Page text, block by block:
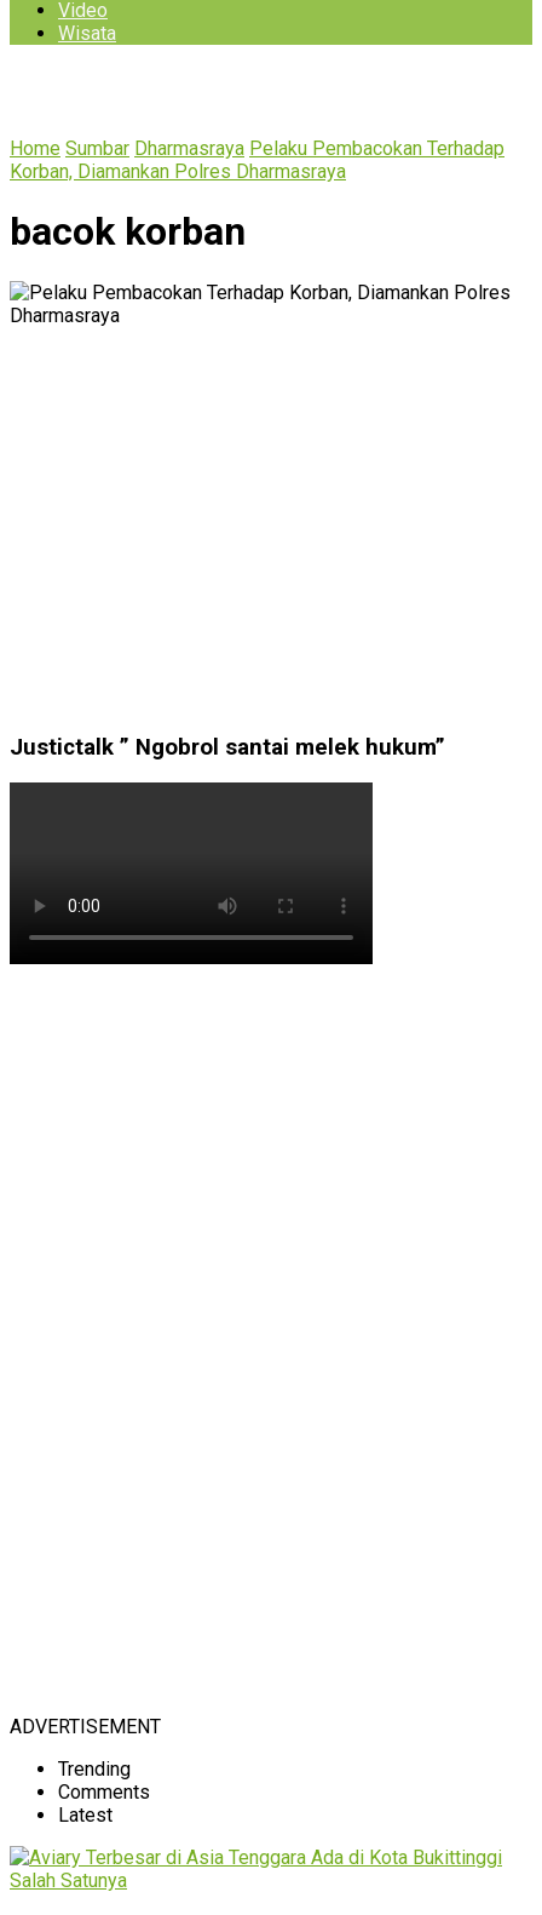
Video
Wisata
Home Sumbar Dharmasraya Pelaku Pembacokan Terhadap
Korban, Diamankan Polres Dharmasraya
bacok korban
Justictalk ” Ngobrol santai melek hukum”
ADVERTISEMENT
Trending
Comments
Latest